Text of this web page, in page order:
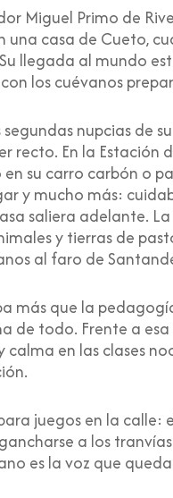
Miguel Primo de
una casa de Cueto,
llegada al mundo
los cuévanos
nupcias de
recto. En la
su carro carbón o
y mucho más:
saliera adelante.
y tierras de
al faro de
más que la
de todo. Frente a
calma en las clases
juegos en la calle:
a los
es la voz que